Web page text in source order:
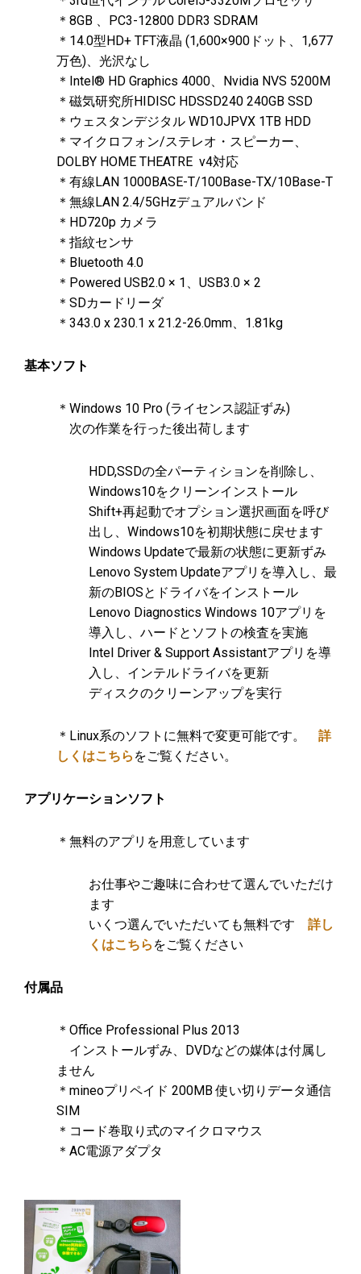
＊8GB 、PC3-12800 DDR3 SDRAM
＊14.0型HD+ TFT液晶 (1,600×900ドット、1,677
万色)、光沢なし
＊Intel® HD Graphics 4000、Nvidia NVS 5200M
＊磁気研究所HIDISC HDSSD240 240GB SSD
＊ウェスタンデジタル WD10JPVX 1TB HDD
＊マイクロフォン/ステレオ・スピーカー、
DOLBY HOME THEATRE v4対応
＊有線LAN 1000BASE-T/100Base-TX/10Base-T
＊無線LAN 2.4/5GHzデュアルバンド
＊HD720p カメラ
＊指紋センサ
＊​Bluetooth 4.0​
＊Powered USB2.0 × 1、USB3.0 × 2
＊SDカードリーダ
＊343.0 x 230.1 x 21.2-26.0mm、1.81kg
基本ソフト
＊Windows 10 Pro (ライセンス認証ずみ)
次の作業を行った後出荷します
HDD,SSDの全パーティションを削除し、
Windows10をクリーンインストール
Shift+再起動でオプション選択画面を呼び
出し、Windows10を初期状態に戻せます
Windows Updateで最新の状態に更新ずみ
Lenovo System Updateアプリを導入し、最
新のBIOSとドライバをインストール
Lenovo Diagnostics Windows 10アプリを
導入し、ハードとソフトの検査を実施
Intel Driver & Support Assistantアプリを導
入し、インテルドライバを更新
ディスクのクリーンアップを実行
＊Linux系のソフトに無料で変更可能です。 詳
しくはこちら をご覧ください。
アプリケーションソフト
＊無料のアプリを用意しています
お仕事やご趣味に合わせて選んでいただけ
ます
いくつ選んでいただいても無料です 詳し
くはこちら をご覧ください
付属品
＊Office Professional Plus 2013
インストールずみ、DVDなどの媒体は付属し
ません
＊mineoプリペイド 200MB 使い切りデータ通信
SIM​
＊コード巻取り式のマイクロマウス
＊AC電源アダプタ